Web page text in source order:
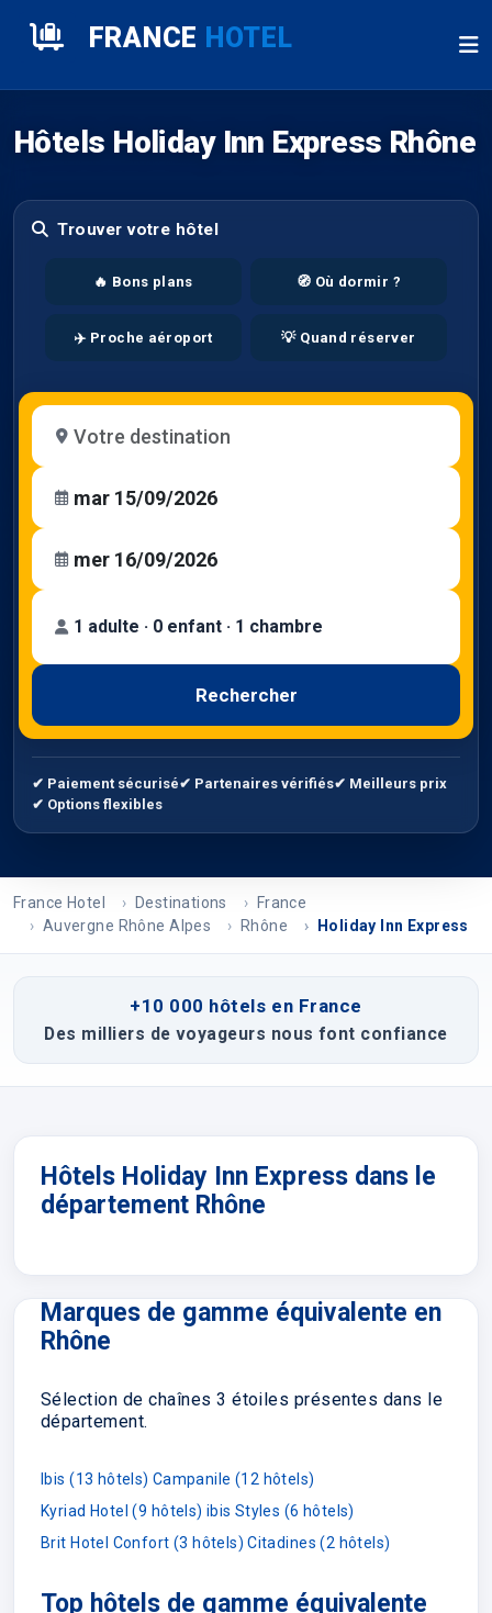
FRANCE HOTEL
Hôtels Holiday Inn Express Rhône
Trouver votre hôtel
🔥 Bons plans 🧭 Où dormir ?
✈️ Proche aéroport 💡 Quand réserver
1 adulte · 0 enfant · 1 chambre
Rechercher
✔ Paiement sécurisé✔ Partenaires vérifiés✔ Meilleurs prix
✔ Options flexibles
France Hotel Destinations
France
Auvergne Rhône Alpes
Rhône Holiday Inn Express
+10 000 hôtels en France
Des milliers de voyageurs nous font confiance
Hôtels Holiday Inn Express dans le
département Rhône
Marques de gamme équivalente en
Rhône
Sélection de chaînes 3 étoiles présentes dans le
département.
Ibis (13 hôtels) Campanile (12 hôtels)
Kyriad Hotel (9 hôtels) ibis Styles (6 hôtels)
Brit Hotel Confort (3 hôtels) Citadines (2 hôtels)
Top hôtels de gamme équivalente